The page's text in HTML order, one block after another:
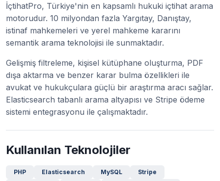
İçtihatPro, Türkiye'nin en kapsamlı hukuki içtihat arama
motorudur. 10 milyondan fazla Yargıtay, Danıştay,
istinaf mahkemeleri ve yerel mahkeme kararını
semantik arama teknolojisi ile sunmaktadır.
Gelişmiş filtreleme, kişisel kütüphane oluşturma, PDF
dışa aktarma ve benzer karar bulma özellikleri ile
avukat ve hukukçulara güçlü bir araştırma aracı sağlar.
Elasticsearch tabanlı arama altyapısı ve Stripe ödeme
sistemi entegrasyonu ile çalışmaktadır.
Kullanılan Teknolojiler
PHP Elasticsearch MySQL
Stripe